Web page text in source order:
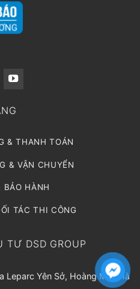
& THANH TOÁN
& VẬN CHUYỂN
HÀNH
TÁC THI CÔNG
TƯ DSD GROUP
Leparc Yên Sở, Hoàng Mai, Hà